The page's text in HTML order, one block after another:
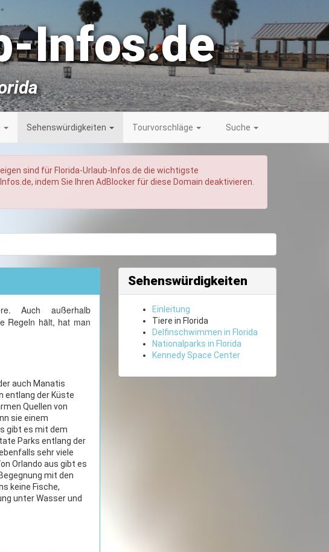
Infos.de
Sehenswürdigkeiten Tourvorschläge Suche
sind für Florida-Urlaub-Infos.de die wichtigste
indem Sie Ihren AdBlocker für diese Domain deaktivieren.
Auch außerhalb
Regeln hält, hat man
auch Manatis
entlang der Küste
Quellen von
sie einem
gibt es mit dem
Parks entlang der
sehr viele
Orlando aus gibt es
mit den
keine Fische,
unter Wasser und
Sehenswürdigkeiten
Einleitung
Tiere in Florida
Delfinschwimmen in Florida
Nationalparks in Florida
Kennedy Space Center